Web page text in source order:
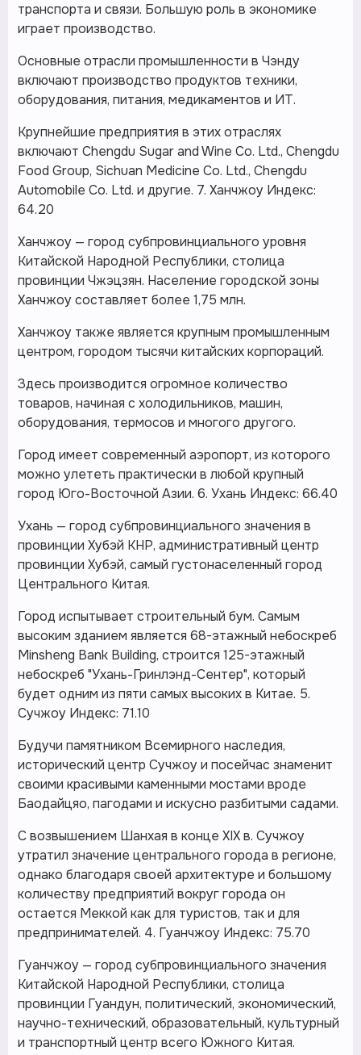
транспорта и связи. Большую роль в экономике
играет производство.
Основные отрасли промышленности в Чэнду
включают производство продуктов техники,
оборудования, питания, медикаментов и ИТ.
Крупнейшие предприятия в этих отраслях
включают Chengdu Sugar and Wine Co. Ltd., Chengdu
Food Group, Sichuan Medicine Co. Ltd., Chengdu
Automobile Co. Ltd. и другие. 7. Ханчжоу Индекс:
64.20
Ханчжоу — город субпровинциального уровня
Китайской Народной Республики, столица
провинции Чжэцзян. Население городской зоны
Ханчжоу составляет более 1,75 млн.
Ханчжоу также является крупным промышленным
центром, городом тысячи китайских корпораций.
Здесь производится огромное количество
товаров, начиная с холодильников, машин,
оборудования, термосов и многого другого.
Город имеет современный аэропорт, из которого
можно улететь практически в любой крупный
город Юго-Восточной Азии. 6. Ухань Индекс: 66.40
Ухань — город субпровинциального значения в
провинции Хубэй КНР, административный центр
провинции Хубэй, самый густонаселенный город
Центрального Китая.
Город испытывает строительный бум. Самым
высоким зданием является 68-этажный небоскреб
Minsheng Bank Building, строится 125-этажный
небоскреб "Ухань-Гринлэнд-Сентер", который
будет одним из пяти самых высоких в Китае. 5.
Сучжоу Индекс: 71.10
Будучи памятником Всемирного наследия,
исторический центр Сучжоу и посейчас знаменит
своими красивыми каменными мостами вроде
Баодайцяо, пагодами и искусно разбитыми садами.
С возвышением Шанхая в конце XIX в. Сучжоу
утратил значение центрального города в регионе,
однако благодаря своей архитектуре и большому
количеству предприятий вокруг города он
остается Меккой как для туристов, так и для
предпринимателей. 4. Гуанчжоу Индекс: 75.70
Гуанчжоу — город субпровинциального значения
Китайской Народной Республики, столица
провинции Гуандун, политический, экономический,
научно-технический, образовательный, культурный
и транспортный центр всего Южного Китая.